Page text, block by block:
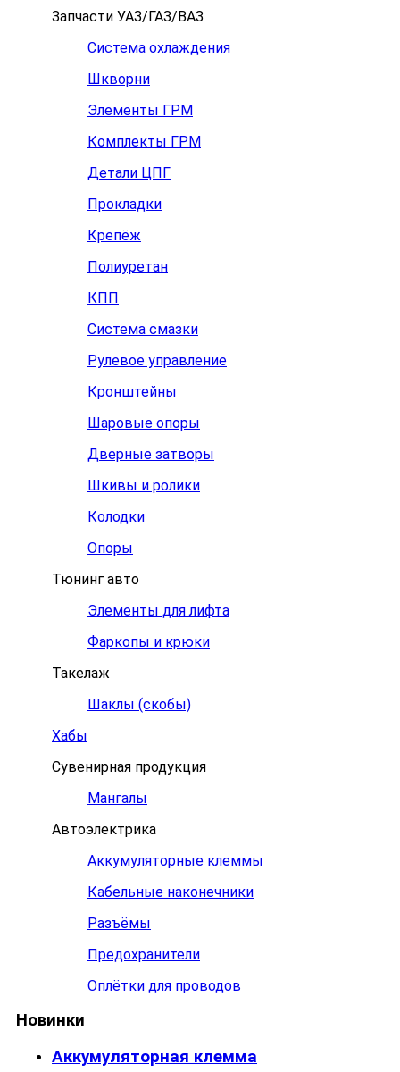
Запчасти УАЗ/ГАЗ/ВАЗ
Система охлаждения
Шкворни
Элементы ГРМ
Комплекты ГРМ
Детали ЦПГ
Прокладки
Крепёж
Полиуретан
КПП
Система смазки
Рулевое управление
Кронштейны
Шаровые опоры
Дверные затворы
Шкивы и ролики
Колодки
Опоры
Тюнинг авто
Элементы для лифта
Фаркопы и крюки
Такелаж
Шаклы (скобы)
Хабы
Сувенирная продукция
Мангалы
Автоэлектрика
Аккумуляторные клеммы
Кабельные наконечники
Разъёмы
Предохранители
Оплётки для проводов
Новинки
Аккумуляторная клемма